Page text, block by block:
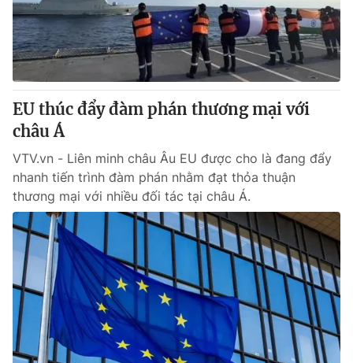
EU thúc đẩy đàm phán thương mại với
châu Á
VTV.vn - Liên minh châu Âu EU được cho là đang đẩy
nhanh tiến trình đàm phán nhằm đạt thỏa thuận
thương mại với nhiều đối tác tại châu Á.